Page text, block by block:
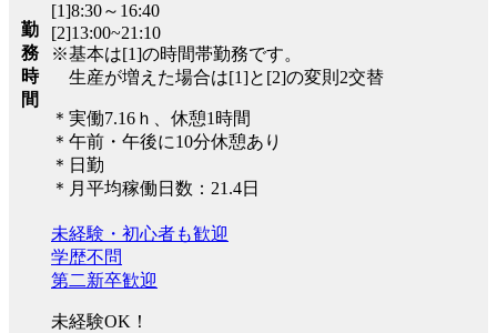
勤
務
時
間
[1]8:30～16:40
[2]13:00~21:10
※基本は[1]の時間帯勤務です。
生産が増えた場合は[1]と[2]の変則2交替
＊実働7.16ｈ、休憩1時間
＊午前・午後に10分休憩あり
＊日勤
＊月平均稼働日数：21.4日
未経験・初心者も歓迎
学歴不問
第二新卒歓迎
未経験OK！